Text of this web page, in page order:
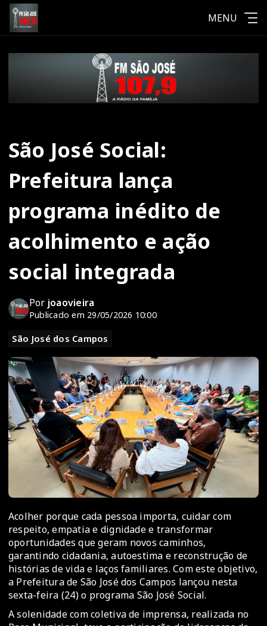
MENU
São José Social:
Prefeitura lança
programa inédito de
acolhimento e ação
social integrada
Por joaovieira
Publicado em 29/05/2026 10:00
São José dos Campos
Acolher porque cada pessoa importa, cuidar com
respeito, empatia e dignidade e transformar
oportunidades que geram novos caminhos,
garantindo cidadania, autoestima e reconstrução de
histórias de vida e laços familiares. Com este objetivo,
a Prefeitura de São José dos Campos lançou nesta
sexta-feira (24) o programa São José Social.
A solenidade com coletiva de imprensa, realizada no